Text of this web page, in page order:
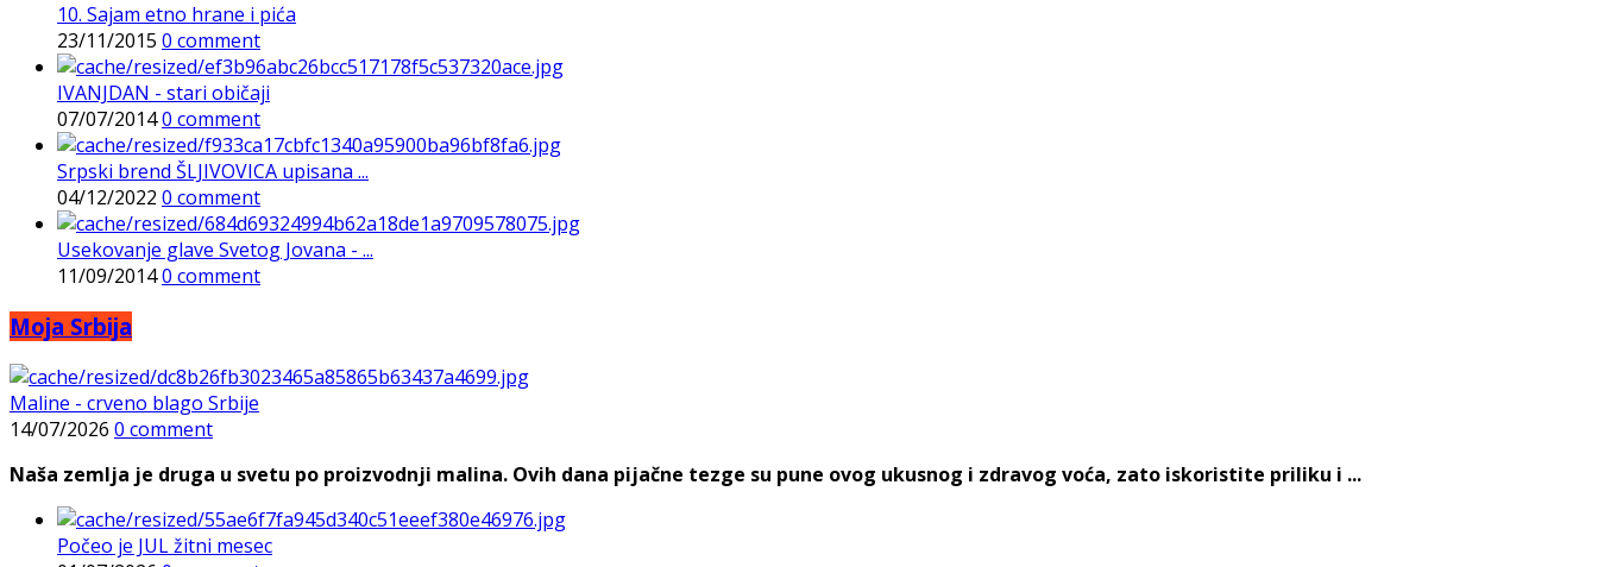
10. Sajam etno hrane i pića
23/11/2015 0 comment
IVANJDAN - stari običaji
07/07/20140 comment
Srpski brend ŠLJIVOVICA upisana ...
04/12/2022 0 comment
Usekovanje glave Svetog Jovana - ...
11/09/20140 comment
Moja Srbija
Maline - crveno blago Srbije
14/07/2026 0 comment
Naša zemlja je druga u svetu po proizvodnji malina. Ovih dana pijačne tezge su pune ovog ukusnog i zdravog voća, zato iskoristite priliku i ...
Počeo je JUL žitni mesec